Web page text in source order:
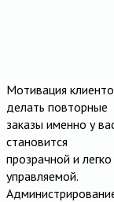
Мотивация
делать повторные
заказы именно у
становится
прозрачной и легко
управляемой.